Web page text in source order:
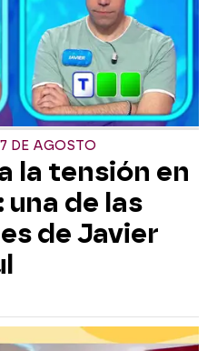
DE AGOSTO
la tensión en
una de las
de Javier